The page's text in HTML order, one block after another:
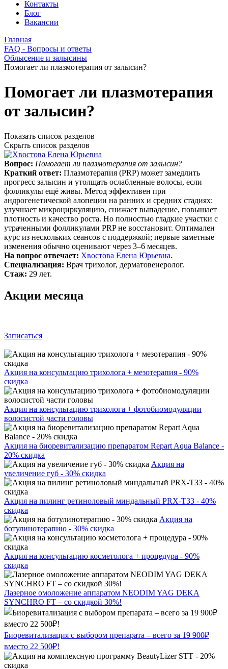
Контакты
Блог
Вакансии
Главная
FAQ - Вопросы и ответы
Облысение и залысины
Помогает ли плазмотерапия от залысин?
Помогает ли плазмотерапия
от залысин?
Показать список разделов
Скрыть список разделов
Вопрос: Помогает ли плазмотерапия от залысин?
Краткий ответ: Плазмотерапия (PRP) может замедлить
прогресс залысин и утолщать ослабленные волосы, если
фолликулы ещё живы. Метод эффективен при
андрогенетической алопеции на ранних и средних стадиях:
улучшает микроциркуляцию, снижает выпадение, повышает
плотность и качество роста. Но полностью гладкие участки с
утраченными фолликулами PRP не восстановит. Оптимален
курс из нескольких сеансов с поддержкой; первые заметные
изменения обычно оценивают через 3–6 месяцев.
На вопрос отвечает: Хвостова Елена Юрьевна.
Специализация: Врач трихолог, дерматовенеролог.
Стаж: 29 лет.
Акции месяца
Записаться
Акция на консультацию трихолога + мезотерапия - 90%
скидка
Акция на консультацию трихолога + фотобиомодуляции
волосистой части головы
Акция на биоревитализацию препаратом Repart Aqua Balance -
20% скидка
Акция на
увеличение губ - 30% скидка
Акция на пилинг ретиноловый миндальный PRX-T33 - 40%
скидка
Акция на
ботулинотерапию - 30% скидка
Акция на консультацию косметолога + процедура - 90%
скидка
Лазерное омоложение аппаратом NEODIM YAG DEKA
SYNCHRO FT – со скидкой 30%!
Биоревитализация с выбором препарата – всего за 19 900₽
вместо 22 500₽!